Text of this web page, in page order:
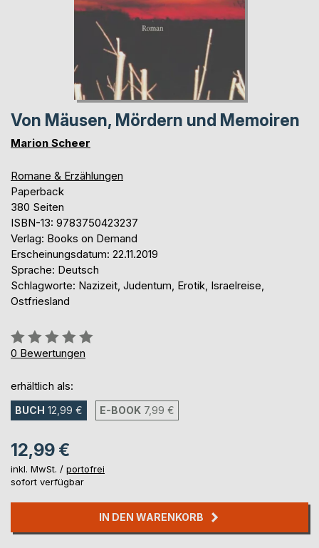
Von Mäusen, Mördern und Memoiren
Marion Scheer
Romane & Erzählungen
Paperback
380 Seiten
ISBN-13: 9783750423237
Verlag: Books on Demand
Erscheinungsdatum: 22.11.2019
Sprache: Deutsch
Schlagworte: Nazizeit, Judentum, Erotik, Israelreise,
Ostfriesland
Bewertung::
0%
0 Bewertungen
erhältlich als:
BUCH 12,99 € E-BOOK 7,99 €
12,99 €
inkl. MwSt. / portofrei
sofort verfügbar
IN DEN WARENKORB